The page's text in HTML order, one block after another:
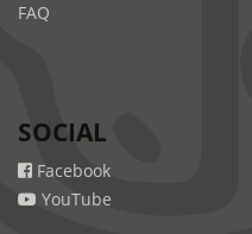
FAQ
SOCIAL
Facebook
YouTube